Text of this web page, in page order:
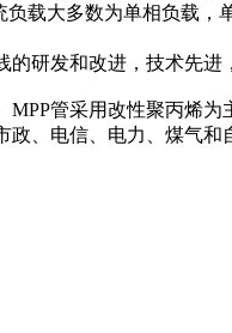
载大多数为单相负载
研发和改进，技术先进
管采用改性聚丙烯
、电信、电力、煤气和